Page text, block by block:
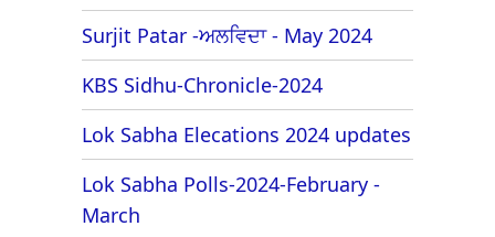
Surjit Patar -ਅਲਵਿਦਾ - May 2024
KBS Sidhu-Chronicle-2024
Lok Sabha Elecations 2024 updates
Lok Sabha Polls-2024-February -
March